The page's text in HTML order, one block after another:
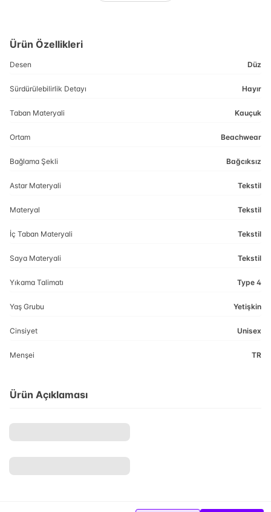
Ürün Özellikleri
Desen Düz
Sürdürülebilirlik Detayı Hayır
Taban Materyali Kauçuk
Ortam Beachwear
Bağlama Şekli Bağcıksız
Astar Materyali Tekstil
Materyal Tekstil
İç Taban Materyali Tekstil
Saya Materyali Tekstil
Yıkama Talimatı Type 4
Yaş Grubu Yetişkin
Cinsiyet Unisex
Menşei TR
Ürün Açıklaması